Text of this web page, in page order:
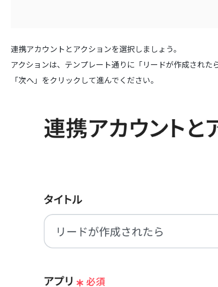
連携アカウントとアクションを選択しましょう。
アクションは、テンプレート通りに「リードが作成された
「次へ」をクリックして進んでください。